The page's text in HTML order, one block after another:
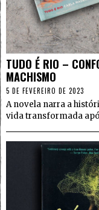
TUDO É RIO –
MACHISMO
5 DE FEVEREIRO DE 2023
A novela narra a
vida transformada